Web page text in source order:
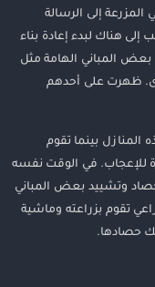
إلى الرسالة
هناك لبدء إعادة بناء
بعض المباني الهامة مثل
ظهرت على أحدهم
المنازل بينما تقوم
للإعجاب. في الوقت نفسه
وتشييد بعض المباني
تقوم بزراعته وماشية
حصادها.